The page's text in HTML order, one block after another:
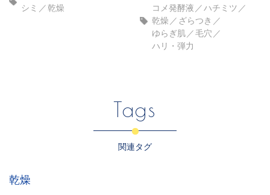
シミ
乾燥
コメ発酵液
ハチミツ
乾燥
ざらつき
ゆらぎ肌
毛穴
ハリ・弾力
Tags
関連タグ
乾燥